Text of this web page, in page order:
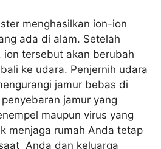
menghasilkan ion-ion
ada di alam. Setelah
ion tersebut akan berubah
ke udara. Penjernih udara
jamur bebas di
jamur yang
maupun virus yang
menjaga rumah Anda tetap
Anda dan keluarga